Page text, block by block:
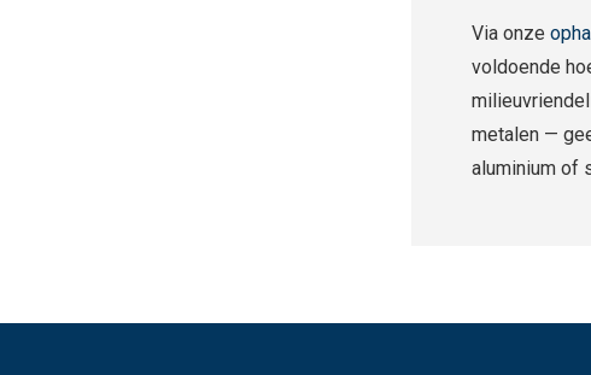
Via onze
voldoende
metalen —
aluminium of